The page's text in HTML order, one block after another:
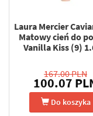
Laura Mercier
Matowy cień do
Vanilla Kiss (9)
167.00 PLN
100.07
Do koszyka